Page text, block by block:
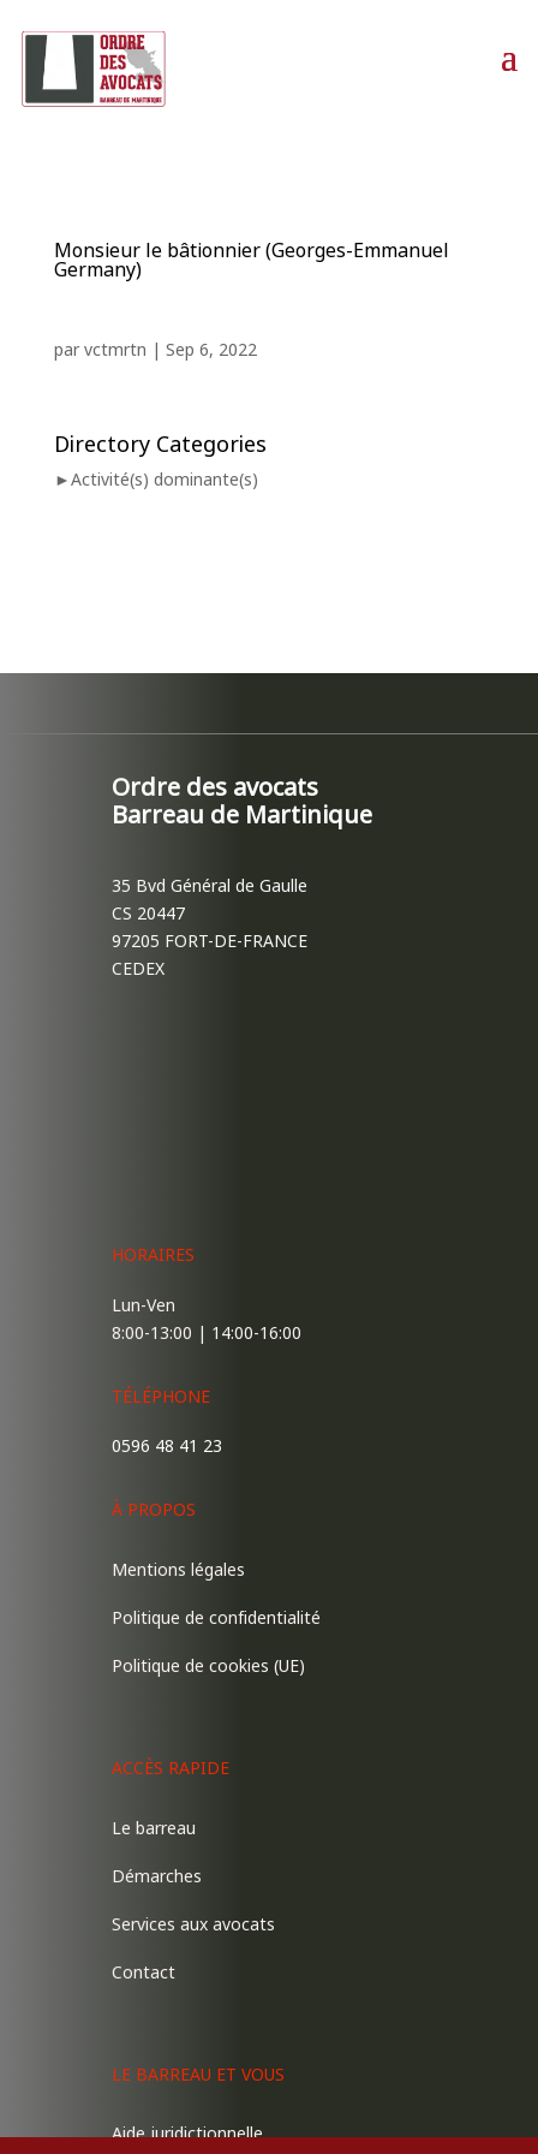
Monsieur le bâtionnier (Georges-Emmanuel
Germany)
parvctmrtn | Sep 6, 2022
Directory Categories
Activité(s) dominante(s)
Ordre des avocats
Barreau de Martinique
35 Bvd Général de Gaulle
CS 20447
97205 FORT-DE-FRANCE
CEDEX
HORAIRES
Lun-Ven
8:00-13:00 | 14:00-16:00
TÉLÉPHONE
0596 48 41 23
À PROPOS
Mentions légales
Politique de confidentialité
Politique de cookies (UE)
ACCÈS RAPIDE
Le barreau
Démarches
Services aux avocats
Contact
LE BARREAU ET VOUS
Aide juridictionnelle